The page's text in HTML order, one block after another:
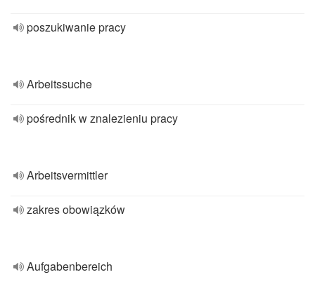
poszukiwanie pracy
Arbeitssuche
pośrednik w znalezieniu pracy
Arbeitsvermittler
zakres obowiązków
Aufgabenbereich